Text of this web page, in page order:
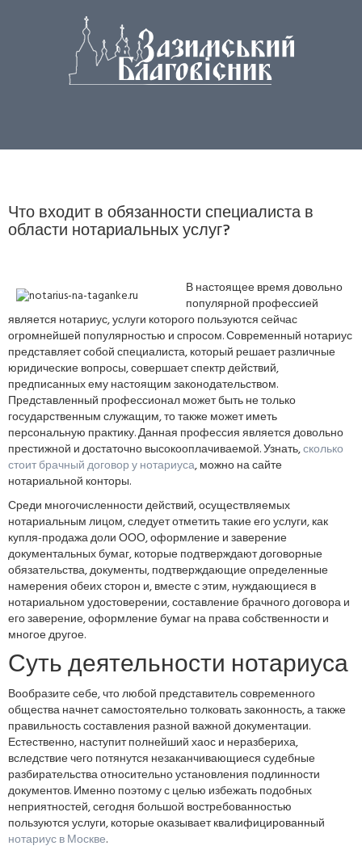
Что входит в обязанности специалиста в
области нотариальных услуг?
В настоящее время довольно
популярной профессией
является нотариус, услуги которого пользуются сейчас
огромнейшей популярностью и спросом. Современный нотариус
представляет собой специалиста, который решает различные
юридические вопросы, совершает спектр действий,
предписанных ему настоящим законодательством.
Представленный профессионал может быть не только
государственным служащим, то также может иметь
персональную практику. Данная профессия является довольно
престижной и достаточно высокооплачиваемой. Узнать,сколько
стоит брачный договор у нотариуса, можно на сайте
нотариальной конторы.
Среди многочисленности действий, осуществляемых
нотариальным лицом, следует отметить такие его услуги, как
купля-продажа доли ООО, оформление и заверение
документальных бумаг, которые подтверждают договорные
обязательства, документы, подтверждающие определенные
намерения обеих сторон и, вместе с этим, нуждающиеся в
нотариальном удостоверении, составление брачного договора и
его заверение, оформление бумаг на права собственности и
многое другое.
Суть деятельности нотариуса
Вообразите себе, что любой представитель современного
общества начнет самостоятельно толковать законность, а также
правильность составления разной важной документации.
Естественно, наступит полнейший хаос и неразбериха,
вследствие чего потянутся незаканчивающиеся судебные
разбирательства относительно установления подлинности
документов. Именно поэтому с целью избежать подобных
неприятностей, сегодня большой востребованностью
пользуются услуги, которые оказывает квалифицированный
нотариус в Москве.